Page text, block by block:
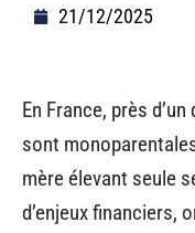
21/12/2025
En France, près
sont
mère élevant seule
d’enjeux financiers,